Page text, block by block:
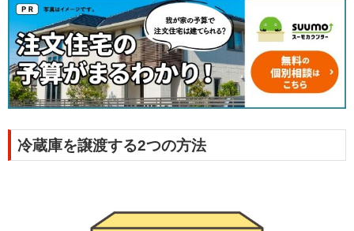
冷蔵庫を譲渡する2つの方法